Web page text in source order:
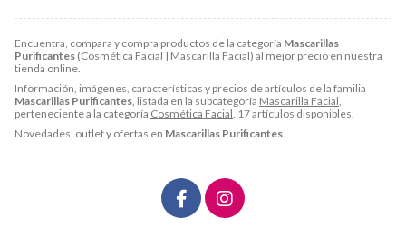
Encuentra, compara y compra productos de la categoría Mascarillas
Purificantes (Cosmética Facial | Mascarilla Facial) al mejor precio en nuestra
tienda online.
Información, imágenes, características y precios de artículos de la familia
Mascarillas Purificantes , listada en la subcategoría Mascarilla Facial
perteneciente a la categoría Cosmética Facial . 17 artículos disponibles.
Novedades, outlet y ofertas en Mascarillas Purificantes